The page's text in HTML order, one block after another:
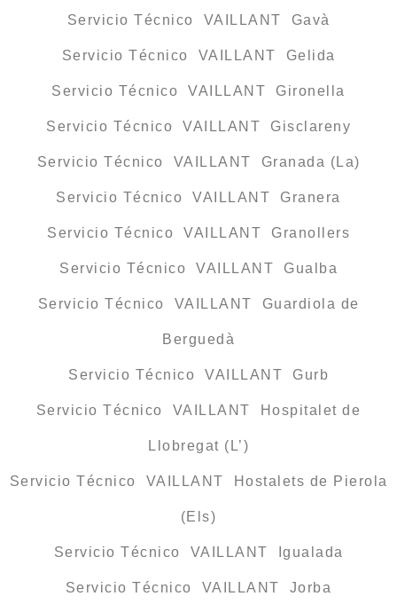
Servicio Técnico VAILLANT Gavà
Servicio Técnico VAILLANT Gelida
Servicio Técnico VAILLANT Gironella
Servicio Técnico VAILLANT Gisclareny
Servicio Técnico VAILLANT Granada (La)
Servicio Técnico VAILLANT Granera
Servicio Técnico VAILLANT Granollers
Servicio Técnico VAILLANT Gualba
Servicio Técnico VAILLANT Guardiola de
Berguedà
Servicio Técnico VAILLANT Gurb
Servicio Técnico VAILLANT Hospitalet de
Llobregat (L’)
Servicio Técnico VAILLANT Hostalets de Pierola
(Els)
Servicio Técnico VAILLANT Igualada
Servicio Técnico VAILLANT Jorba